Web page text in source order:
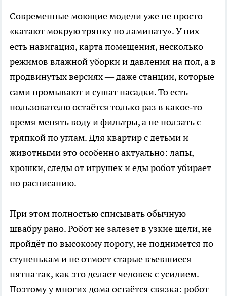
Современные моющие модели уже не просто
«катают мокрую тряпку по ламинату». У них
есть навигация, карта помещения, несколько
режимов влажной уборки и давления на пол, а в
продвинутых версиях — даже станции, которые
сами промывают и сушат насадки. То есть
пользователю остаётся только раз в какое‑то
время менять воду и фильтры, а не ползать с
тряпкой по углам. Для квартир с детьми и
животными это особенно актуально: лапы,
крошки, следы от игрушек и еды робот убирает
по расписанию.
При этом полностью списывать обычную
швабру рано. Робот не залезет в узкие щели, не
пройдёт по высокому порогу, не поднимется по
ступенькам и не отмоет старые въевшиеся
пятна так, как это делает человек с усилием.
Поэтому у многих дома остаётся связка: робот